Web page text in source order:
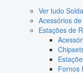
Ver tudo
Acessórios
Estações de
Fornos